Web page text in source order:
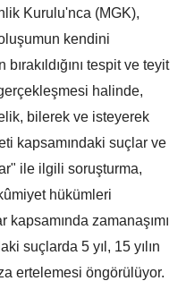
Kurulu'nca (MGK),
kendini
tespit ve teyit
halinde,
bilerek ve isteyerek
kapsamındaki suçlar ve
ile ilgili soruşturma,
hükümleri
zamanaşımı
suçlarda 5 yıl, 15 yılın
ertelemesi öngörülüyor.